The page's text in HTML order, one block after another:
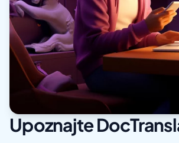
Upoznajte